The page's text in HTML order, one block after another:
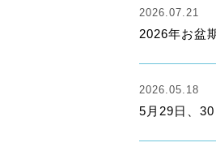
2026.07.21
2026年お盆
2026.05.18
5月29日、